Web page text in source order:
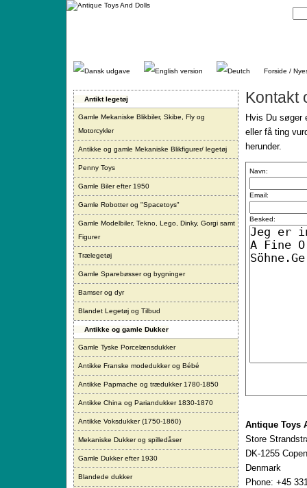
Gå
Forside /
Antikt legetøj
Gamle Mekaniske Blikbiler, Skibe, Fly og
Motorcykler
Antikke og gamle Mekaniske Blikfigurer/ legetøj
Penny Toys
Gamle Biler efter 1950
Gamle Robotter og "Spacetoys"
Gamle Modelbiler, Tekno, Lego, Dinky, Gorgi samt
Figurer
Trælegetøj
Gamle Sparebøsser og bygninger
Bamser og dyr
Blandet Legetøj og Tilbud
Antikke og gamle Dukker
Gamle Tyske Porcelænsdukker
Antikke Franske modedukker og Bébé
Antikke Papmache og trædukker 1780-1850
Antikke China og Pariandukker 1830-1870
Antikke Voksdukker (1750-1860)
Mekaniske Dukker og spilledåser
Gamle Dukker efter 1930
Blandede dukker
Kontakt
Hvis Du
eller få ting
herunder.
Navn:
Email:
Besked:
Antique Toys
Store
DK-1255
Denmark
Phone: +45